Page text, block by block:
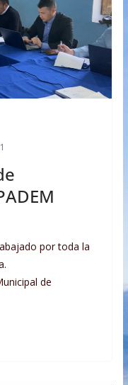
por toda la
de